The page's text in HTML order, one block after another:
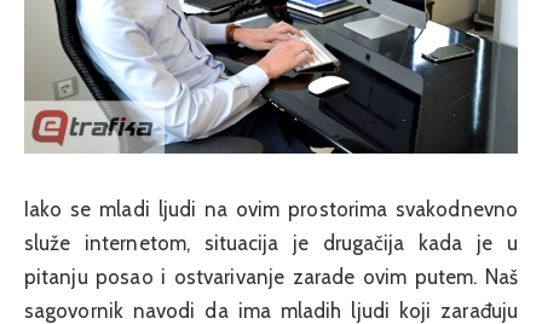
Iako se mladi ljudi na ovim prostorima svakodnevno
služe internetom, situacija je drugačija kada je u
pitanju posao i ostvarivanje zarade ovim putem. Naš
sagovornik navodi da ima mladih ljudi koji zarađuju